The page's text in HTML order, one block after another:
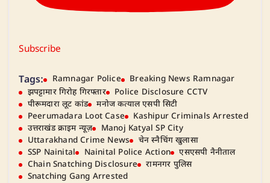
Subscribe
Tags: Ramnagar Police
Breaking News Ramnagar
झपट्टामार गिरोह गिरफ्तार
Police Disclosure CCTV
पीरूमदारा लूट कांड
मनोज कत्याल एसपी सिटी
Peerumadara Loot Case
Kashipur Criminals Arrested
उत्तराखंड क्राइम न्यूज़
Manoj Katyal SP City
Uttarakhand Crime News
चेन स्नैचिंग खुलासा
SSP Nainital
Nainital Police Action
एसएसपी नैनीताल
Chain Snatching Disclosure
रामनगर पुलिस
Snatching Gang Arrested